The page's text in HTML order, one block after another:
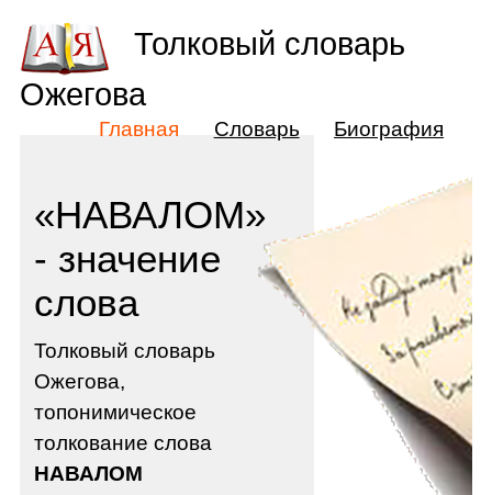
«НАВАЛОМ»
- значение
слова
Толковый словарь
Ожегова,
топонимическое
толкование слова
НАВАЛОМ
Толковый словарь
Ожегова
Главная Словарь Биография